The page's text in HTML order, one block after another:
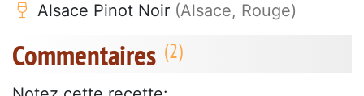
Alsace Pinot Noir (Alsace, Rouge)
Commentaires